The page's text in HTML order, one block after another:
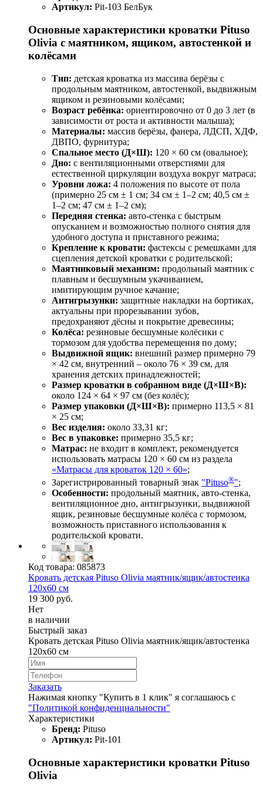
Артикул: Pit-103 БелБук
Основные характеристики кроватки Pituso
Olivia с маятником, ящиком, автостенкой и
колёсами
Тип: детская кроватка из массива берёзы с
продольным маятником, автостенкой, выдвижным
ящиком и резиновыми колёсами;
Возраст ребёнка: ориентировочно от 0 до 3 лет (в
зависимости от роста и активности малыша);
Материалы: массив берёзы, фанера, ЛДСП, ХДФ,
ДВПО, фурнитура;
Спальное место (Д×Ш): 120 × 60 см (овальное);
Дно: с вентиляционными отверстиями для
естественной циркуляции воздуха вокруг матраса;
Уровни ложа: 4 положения по высоте от пола
(примерно 25 см ± 1 см; 34 см ± 1–2 см; 40,5 см ±
1–2 см; 47 см ± 1–2 см);
Передняя стенка: авто‑стенка с быстрым
опусканием и возможностью полного снятия для
удобного доступа и приставного режима;
Крепление к кровати: фастексы с ремешками для
сцепления детской кроватки с родительской;
Маятниковый механизм: продольный маятник с
плавным и бесшумным укачиванием,
имитирующим ручное качание;
Антигрызунки: защитные накладки на бортиках,
актуальны при прорезывании зубов,
предохраняют дёсны и покрытие древесины;
Колёса: резиновые бесшумные колёсики с
тормозом для удобства перемещения по дому;
Выдвижной ящик: внешний размер примерно 79
× 42 см, внутренний – около 76 × 39 см, для
хранения детских принадлежностей;
Размер кроватки в собранном виде (Д×Ш×В):
около 124 × 64 × 97 см (без колёс);
Размер упаковки (Д×Ш×В): примерно 113,5 × 81
× 25 см;
Вес изделия: около 33,31 кг;
Вес в упаковке: примерно 35,5 кг;
Матрас: не входит в комплект, рекомендуется
использовать матрасы 120 × 60 см из раздела
«Матрасы для кроваток 120 × 60»;
Зарегистрированный товарный знак "Pituso®";
Особенности: продольный маятник, авто‑стенка,
вентиляционное дно, антигрызунки, выдвижной
ящик, резиновые бесшумные колёса с тормозом,
возможность приставного использования к
родительской кровати.
Код товара: 085873
Кровать детская Pituso Olivia маятник/ящик/автостенка
120х60 см
19 300 руб.
Нет
в наличии
Быстрый заказ
Кровать детская Pituso Olivia маятник/ящик/автостенка
120х60 см
Заказать
Нажимая кнопку "Купить в 1 клик" я соглашаюсь с
"Политикой конфиденциальности"
Характеристики
Бренд: Pituso
Артикул: Pit-101
Основные характеристики кроватки Pituso
Olivia